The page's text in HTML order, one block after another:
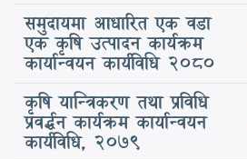
समुदायमा आधारित एक वडा
एक कृषि उत्पादन कार्यक्रम
कार्यान्वयन कार्यविधि 2080
कृषि यान्त्रिकरण तथा प्रविधि
प्रवर्द्धन कार्यक्रम कार्यान्वयन
कार्यविधि, २०७९